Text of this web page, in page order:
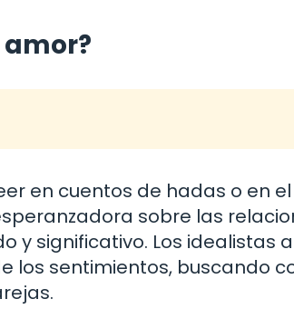
en cuentos de hadas o en
sobre las
y significativo. Los idealistas
los sentimientos, buscando